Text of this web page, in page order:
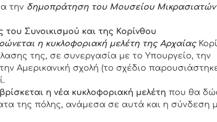
την δημοπράτηση του Μουσείου Μικρασιατών
του Συνοικισμού και της Κορίνθου
η κυκλοφοριακή μελέτη της Αρχαίας
της, σε συνεργασία με το Υπουργείο, την
Αμερικανική σχολή (το σχέδιο
η νέα κυκλοφοριακή μελέτη που θα
της πόλης, ανάμεσα σε αυτά και η σύνδεση